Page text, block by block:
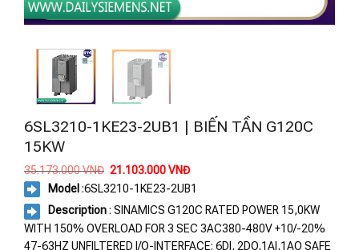
6SL3210-1KE23-2UB1 | BIẾN TẦN G120C
15KW
35.173.000VNĐ Giá
là:
35.173.000 VNĐ.
21.103.000VNĐGiá
tại
là:
21.103.000 VNĐ.
Model :6SL3210-1KE23-2UB1
Description: SINAMICS G120C RATED POWER 15,0KW
WITH 150% OVERLOAD FOR 3 SEC 3AC380-480V +10/-20%
47-63HZ UNFILTERED I/O-INTERFACE: 6DI, 2DO,1AI,1AO SAFE